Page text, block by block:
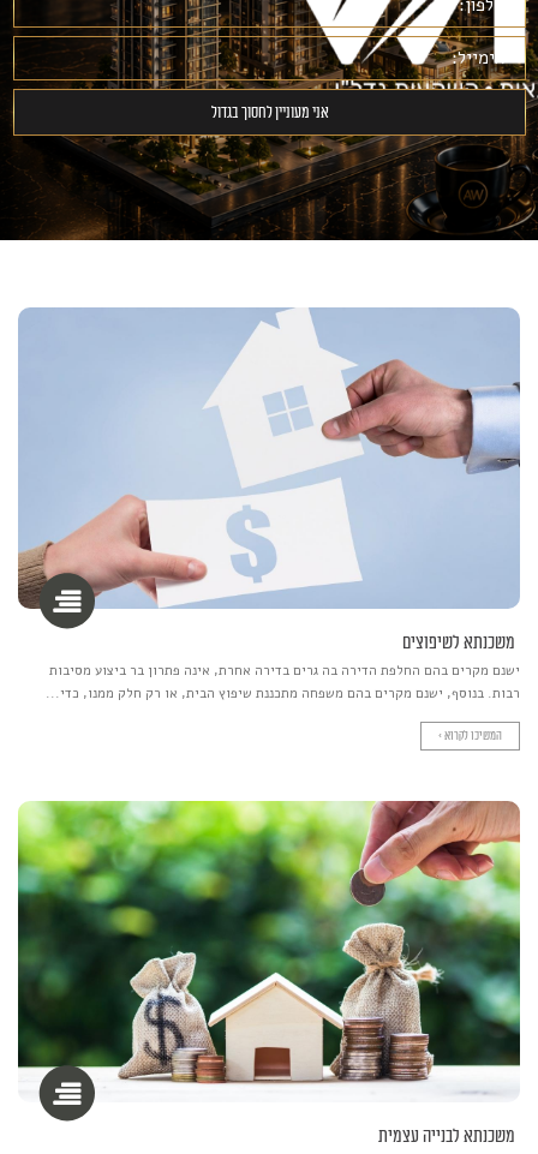
משכנתא לשיפוצים
ישנם מקרים בהם החלפת הדירה בה גרים בדירה אחרת, אינה פתרון בר ביצוע מסיבות
רבות. בנוסף, ישנם מקרים בהם משפחה מתכננת שיפוץ הבית, או רק חלק ממנו, כדי...
המשיכו לקרוא >
משכנתא לבנייה עצמית